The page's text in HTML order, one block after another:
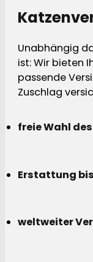
Unabhängig
ist: Wir bieten
passende
Zuschlag
freie Wahl
Erstattung
weltweiter